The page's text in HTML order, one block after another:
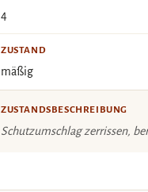
4
ZUSTAND
mäßig
ZUSTANDSBESCHREIBUNG
Schutzumschlag zerrissen,